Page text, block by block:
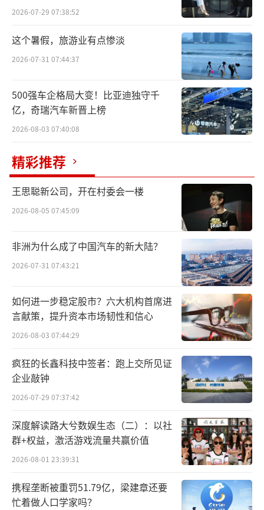
2026-07-29 07:38:52
这个暑假，旅游业有点惨淡
2026-07-31 07:44:37
500强车企格局大变！比亚迪独守千
亿，奇瑞汽车新晋上榜
2026-08-03 07:40:08
精彩推荐
王思聪新公司，开在村委会一楼
2026-08-05 07:45:09
非洲为什么成了中国汽车的新大陆？
2026-07-31 07:43:21
如何进一步稳定股市？六大机构首席进
言献策，提升资本市场韧性和信心
2026-08-03 07:44:29
疯狂的长鑫科技中签者：跑上交所见证
企业敲钟
2026-07-29 07:37:42
深度解读路大兮数娱生态（二）：以社
群+权益，激活游戏流量共赢价值
2026-08-01 23:39:31
携程垄断被重罚51.79亿，梁建章还要
忙着做人口学家吗？